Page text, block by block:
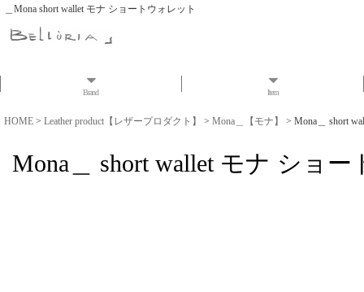
＿Mona short wallet モナ ショートウォレット
Brand Item
HOME > Leather product【レザープロダクト】 > Mona＿【モナ】 > Mona＿ short
Mona＿ short wallet モナ ショ